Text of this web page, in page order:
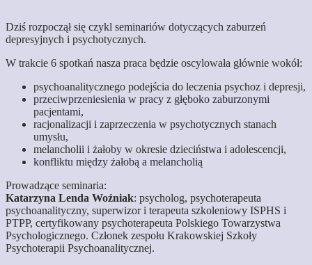
Dziś rozpoczął się czykl seminariów dotyczących zaburzeń
depresyjnych i psychotycznych.
W trakcie 6 spotkań nasza praca będzie oscylowała głównie wokół:
psychoanalitycznego podejścia do leczenia psychoz i depresji,
przeciwprzeniesienia w pracy z głęboko zaburzonymi
pacjentami,
racjonalizacji i zaprzeczenia w psychotycznych stanach
umysłu,
melancholii i żałoby w okresie dzieciństwa i adolescencji,
konfliktu między żałobą a melancholią
Prowadzące seminaria:
Katarzyna Lenda Woźniak: psycholog, psychoterapeuta
psychoanalityczny, superwizor i terapeuta szkoleniowy ISPHS i
PTPP, certyfikowany psychoterapeuta Polskiego Towarzystwa
Psychologicznego. Członek zespołu Krakowskiej Szkoły
Psychoterapii Psychoanalitycznej.